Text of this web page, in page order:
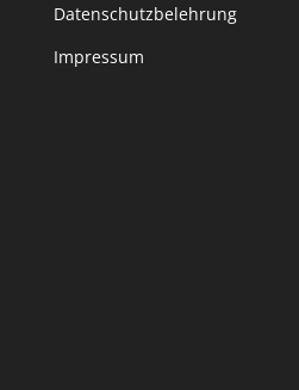
Datenschutzbelehrung
Impressum